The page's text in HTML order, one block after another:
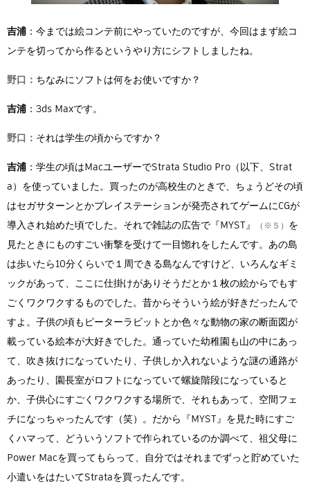
吉浦 ：今までは絵コンテ前にやっていたのですが、今回はまず絵コ
ンテを切ってから作るというやり方にシフトしましたね。
野口： ちなみにソフトは何をお使いですか？
吉浦 ：3ds Maxです。
野口： それは学生の頃からですか？
吉浦 ：学生の頃はMacユーザーでStrata Studio Pro（以下、Strat
a）を使っていました。買ったのが高校生のときで、ちょうどその頃
はセガサターンとかプレイステーションが発売されてゲームにCGが
導入され始めた頃でした。それで雑誌の広告で『MYST』
（※５） を
見たときにものすごい衝撃を受けて一目惚れをしたんです。あの島
は歩いたら10分くらいで１周できる島なんですけど、いろんなギミ
ックがあって、ここに仕掛けがありそうだとか１枚の絵からでもす
ごくワクワクするものでした。昔からそういう絵が好きだったんで
すよ。子供の頃もピーターラビットとか色々な動物の家の断面図が
載っている絵本が大好きでした。通っていた幼稚園も山の中にあっ
て、吹き抜けになっていたり、子供しか入れないような謎の通路が
あったり、園長室がロフトになっていて螺旋階段になっていると
か、子供心にすごくワクワクする場所で、それもあって、空間フェ
チになっちゃったんです（笑）。だから『MYST』を見た時にすご
くハマって、どういうソフトで作られているのか調べて、祖父母に
Power Macを買ってもらって、自分ではそれまでずっと貯めていた
小遣いをはたいてStrataを買ったんです。